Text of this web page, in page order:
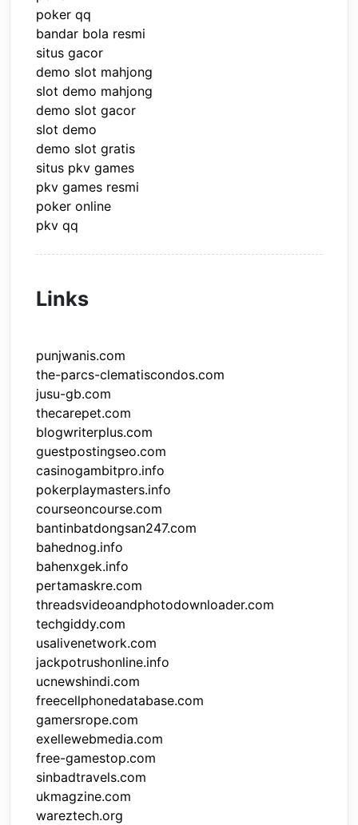
poker qq
bandar bola resmi
situs gacor
demo slot mahjong
slot demo mahjong
demo slot gacor
slot demo
demo slot gratis
situs pkv games
pkv games resmi
poker online
pkv qq
Links
punjwanis.com
the-parcs-clematiscondos.com
jusu-gb.com
thecarepet.com
blogwriterplus.com
guestpostingseo.com
casinogambitpro.info
pokerplaymasters.info
courseoncourse.com
bantinbatdongsan247.com
bahednog.info
bahenxgek.info
pertamaskre.com
threadsvideoandphotodownloader.com
techgiddy.com
usalivenetwork.com
jackpotrushonline.info
ucnewshindi.com
freecellphonedatabase.com
gamersrope.com
exellewebmedia.com
free-gamestop.com
sinbadtravels.com
ukmagzine.com
wareztech.org